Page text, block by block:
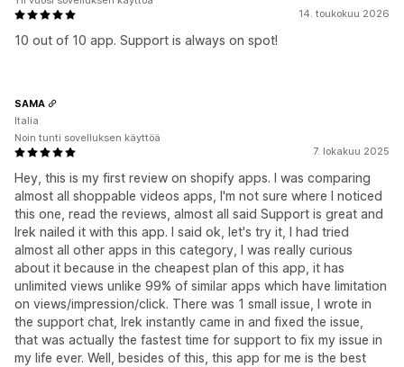
14. toukokuu 2026
10 out of 10 app. Support is always on spot!
7. lokakuu 2025
Hey, this is my first review on shopify apps. I was comparing
almost all shoppable videos apps, I'm not sure where I noticed
this one, read the reviews, almost all said Support is great and
Irek nailed it with this app. I said ok, let's try it, I had tried
almost all other apps in this category, I was really curious
about it because in the cheapest plan of this app, it has
unlimited views unlike 99% of similar apps which have limitation
on views/impression/click. There was 1 small issue, I wrote in
the support chat, Irek instantly came in and fixed the issue,
that was actually the fastest time for support to fix my issue in
my life ever. Well, besides of this, this app for me is the best
SAMA
Italia
Noin tunti sovelluksen käyttöä